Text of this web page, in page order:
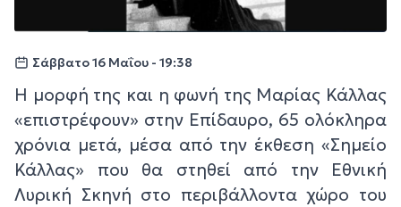
Σάββατο 16 Μαΐου - 19:38
Η μορφή της και η φωνή της Μαρίας Κάλλας
«επιστρέφουν» στην Επίδαυρο, 65 ολόκληρα
χρόνια μετά, μέσα από την έκθεση «Σημείο
Κάλλας» που θα στηθεί από την Εθνική
Λυρική Σκηνή στο περιβάλλοντα χώρο του